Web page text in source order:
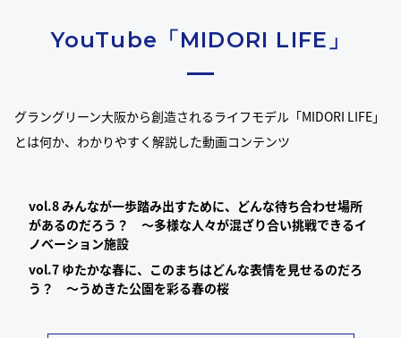
YouTube「MIDORI LIFE」
グラングリーン大阪から創造されるライフモデル「MIDORI LIFE」
とは何か、わかりやすく解説した動画コンテンツ
vol.8 みんなが一歩踏み出すために、どんな待ち合わせ場所
があるのだろう？ 〜多様な人々が混ざり合い挑戦できるイ
ノベーション施設
vol.7 ゆたかな春に、このまちはどんな表情を見せるのだろ
う？ 〜うめきた公園を彩る春の桜